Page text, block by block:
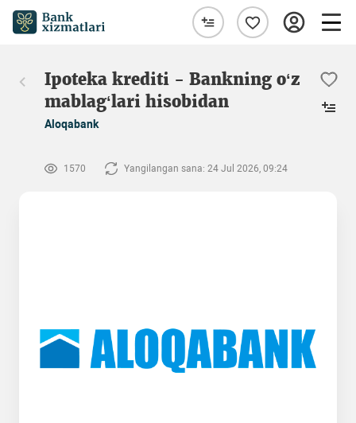
Ipoteka krediti - Bankning oʻz
mablagʻlari hisobidan
Aloqabank
1570 Yangilangan sana: 24 Jul 2026, 09:24